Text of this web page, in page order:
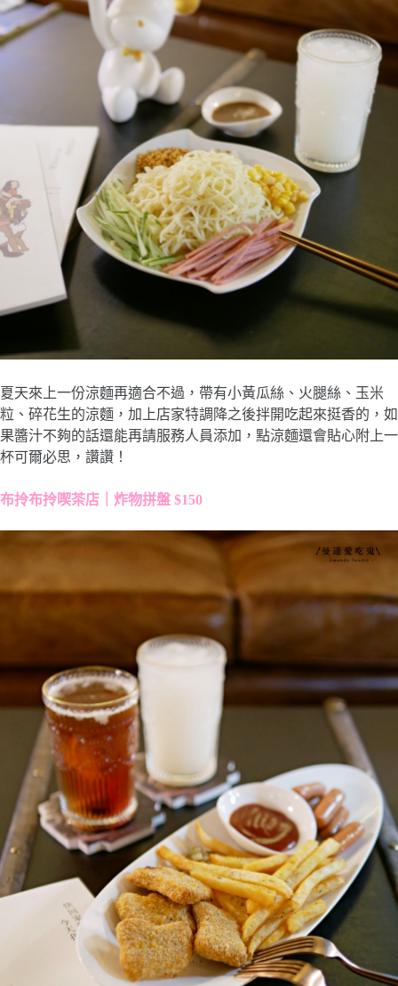
夏天來上一份涼麵再適合不過，帶有小黃瓜絲、火腿絲、玉米
粒、碎花生的涼麵，加上店家特調降之後拌開吃起來挺香的，如
果醬汁不夠的話還能再請服務人員添加，點涼麵還會貼心附上一
杯可爾必思，讚讚！
布拎布拎喫茶店｜炸物拼盤 $150